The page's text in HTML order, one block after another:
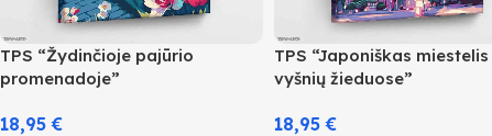
TPS “Žydinčioje pajūrio
promenadoje”
18,95€
TPS “Japoniškas miestelis
vyšnių žieduose”
18,95€